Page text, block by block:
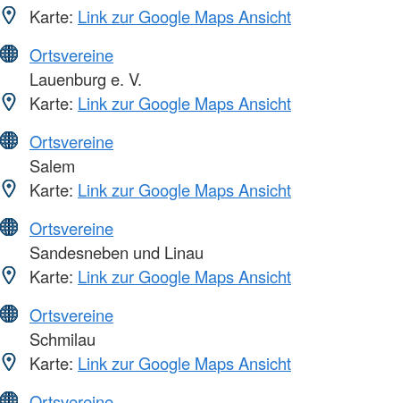
Karte: Link zur Google Maps Ansicht
Ortsvereine
Lauenburg e. V.
Karte: Link zur Google Maps Ansicht
Ortsvereine
Salem
Karte: Link zur Google Maps Ansicht
Ortsvereine
Sandesneben und Linau
Karte: Link zur Google Maps Ansicht
Ortsvereine
Schmilau
Karte: Link zur Google Maps Ansicht